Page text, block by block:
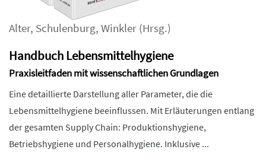
Alter, Schulenburg, Winkler (Hrsg.)
Handbuch Lebensmittelhygiene
Praxisleitfaden mit wissenschaftlichen Grundlagen
Eine detaillierte Darstellung aller Parameter, die die
Lebensmittelhygiene beeinflussen. Mit Erläuterungen entlang
der gesamten Supply Chain: Produktionshygiene,
Betriebshygiene und Personalhygiene. Inklusive ...